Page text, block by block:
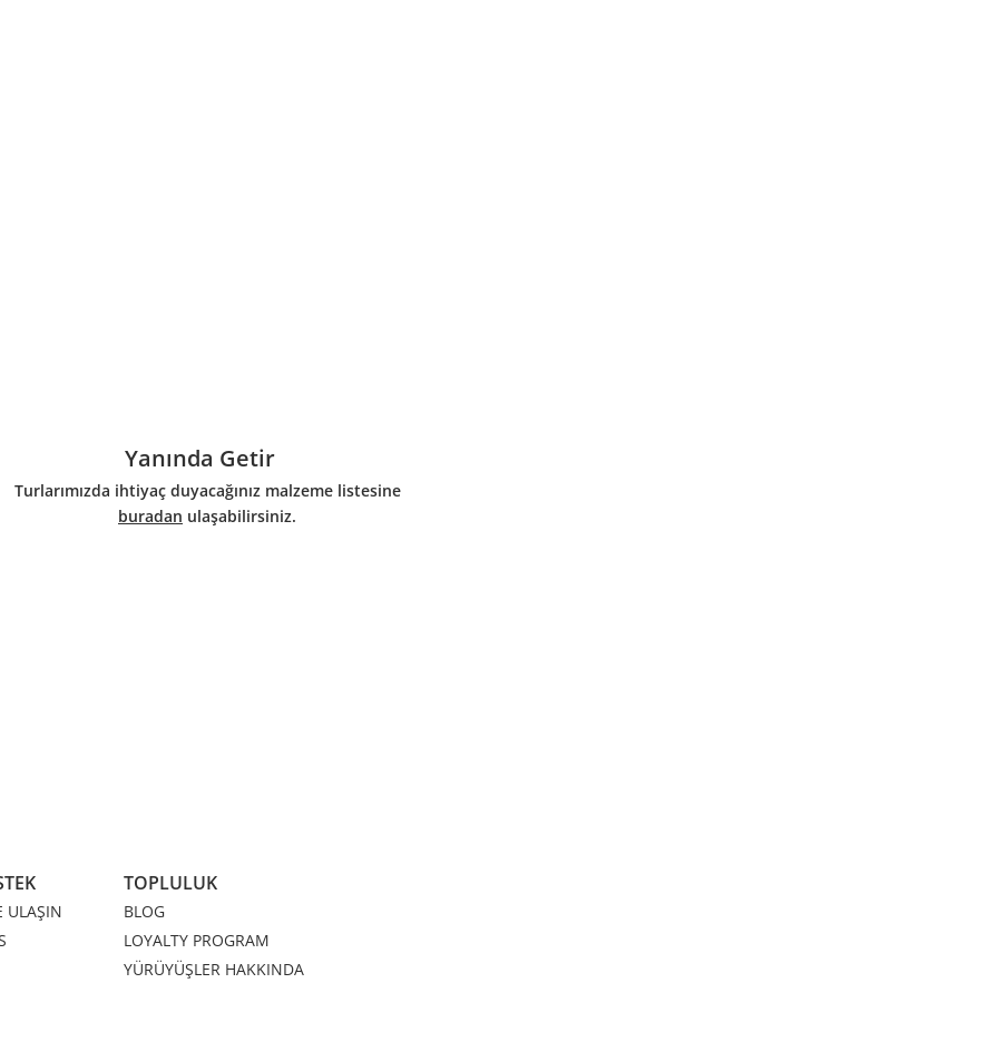
Yanında Getir
Turlarımızda ihtiyaç duyacağınız malzeme listesine
buradan ulaşabilirsiniz.
ULAŞIN
TOPLULUK
BLOG
LOYALTY PROGRAM
YÜRÜYÜŞLER HAKKINDA